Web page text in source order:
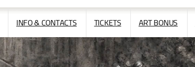
INFO & CONTACTSAPRI/CHIUDI
IL
MENÙ
TICKETS ART BONUS